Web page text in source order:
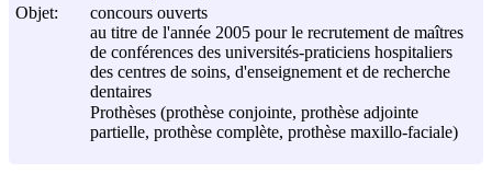
Objet:
concours ouverts
au titre de l'année 2005 pour le recrutement de maîtres
de conférences des universités-praticiens hospitaliers
des centres de soins, d'enseignement et de recherche
dentaires
Prothèses (prothèse conjointe, prothèse adjointe
partielle, prothèse complète, prothèse maxillo-faciale)